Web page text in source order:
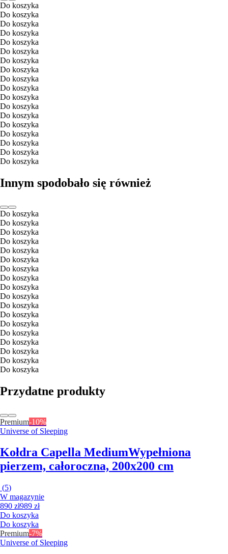
Do koszyka
Do koszyka
Do koszyka
Do koszyka
Do koszyka
Do koszyka
Do koszyka
Do koszyka
Do koszyka
Do koszyka
Do koszyka
Do koszyka
Do koszyka
Do koszyka
Do koszyka
Do koszyka
Do koszyka
Do koszyka
Innym spodobało się również
Do koszyka
Do koszyka
Do koszyka
Do koszyka
Do koszyka
Do koszyka
Do koszyka
Do koszyka
Do koszyka
Do koszyka
Do koszyka
Do koszyka
Do koszyka
Do koszyka
Do koszyka
Do koszyka
Do koszyka
Do koszyka
Przydatne produkty
Premium-10%
Universe of Sleeping
Kołdra Capella MediumWypełniona
pierzem, całoroczna, 200x200 cm
(5)
W magazynie
890 zł989 zł
Do koszyka
Do koszyka
Premium-7%
Universe of Sleeping